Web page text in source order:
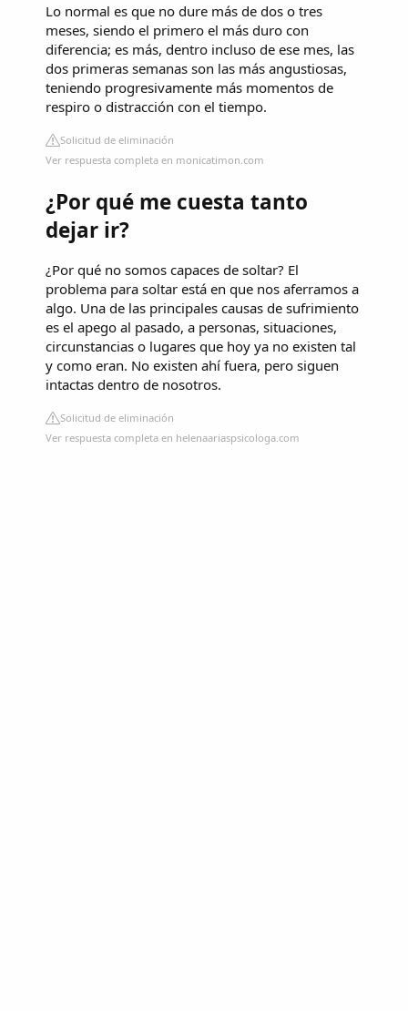
Lo normal es que no dure más de dos o tres
meses, siendo el primero el más duro con
diferencia; es más, dentro incluso de ese mes, las
dos primeras semanas son las más angustiosas,
teniendo progresivamente más momentos de
respiro o distracción con el tiempo.
Solicitud de eliminación
Ver respuesta completa en monicatimon.com
¿Por qué me cuesta tanto
dejar ir?
¿Por qué no somos capaces de soltar? El
problema para soltar está en que nos aferramos a
algo. Una de las principales causas de sufrimiento
es el apego al pasado, a personas, situaciones,
circunstancias o lugares que hoy ya no existen tal
y como eran. No existen ahí fuera, pero siguen
intactas dentro de nosotros.
Solicitud de eliminación
Ver respuesta completa en helenaariaspsicologa.com